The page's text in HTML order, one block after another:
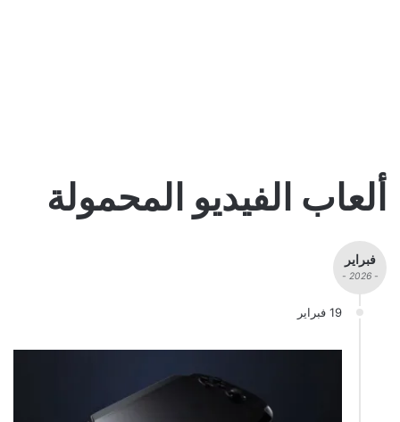
ألعاب الفيديو المحمولة
فبراير
- 2026 -
19 فبراير